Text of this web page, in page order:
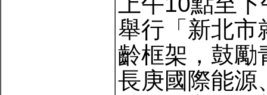
舉行「新北市
齡框架，鼓勵
長庚國際能源